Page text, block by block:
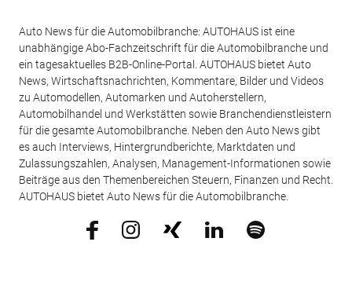
Auto News für die Automobilbranche: AUTOHAUS ist eine
unabhängige Abo-Fachzeitschrift für die Automobilbranche und
ein tagesaktuelles B2B-Online-Portal. AUTOHAUS bietet Auto
News, Wirtschaftsnachrichten, Kommentare, Bilder und Videos
zu Automodellen, Automarken und Autoherstellern,
Automobilhandel und Werkstätten sowie Branchendienstleistern
für die gesamte Automobilbranche. Neben den Auto News gibt
es auch Interviews, Hintergrundberichte, Marktdaten und
Zulassungszahlen, Analysen, Management-Informationen sowie
Beiträge aus den Themenbereichen Steuern, Finanzen und Recht.
AUTOHAUS bietet Auto News für die Automobilbranche.